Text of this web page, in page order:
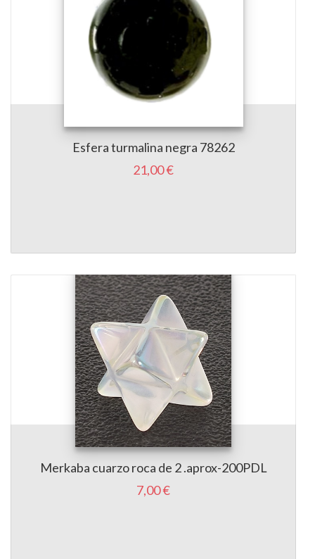
Esfera turmalina negra 78262
21,00 €
Merkaba cuarzo roca de 2 .aprox-200PDL
7,00 €